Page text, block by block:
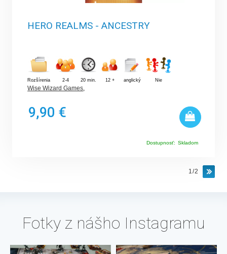
HERO REALMS - ANCESTRY
Rozšírenia 2-4 20 min. 12 + anglický Nie
Wise Wizard Games,
9,90 €
Dostupnosť: Skladom
1/2
Fotky z nášho Instagramu